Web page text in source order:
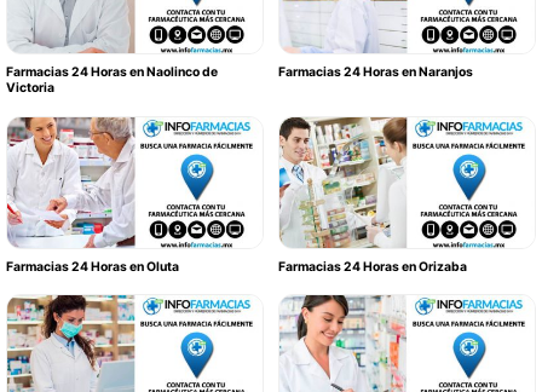
Farmacias 24 Horas en Naolinco de
Victoria
Farmacias 24 Horas en Naranjos
Farmacias 24 Horas en Oluta Farmacias 24 Horas en Orizaba